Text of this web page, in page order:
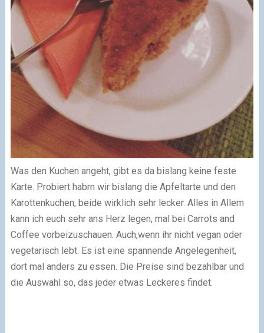
Was den Kuchen angeht, gibt es da bislang keine feste
Karte. Probiert habrn wir bislang die Apfeltarte und den
Karottenkuchen, beide wirklich sehr lecker. Alles in Allem
kann ich euch sehr ans Herz legen, mal bei Carrots and
Coffee vorbeizuschauen. Auch,wenn ihr nicht vegan oder
vegetarisch lebt. Es ist eine spannende Angelegenheit,
dort mal anders zu essen. Die Preise sind bezahlbar und
die Auswahl so, das jeder etwas Leckeres findet.